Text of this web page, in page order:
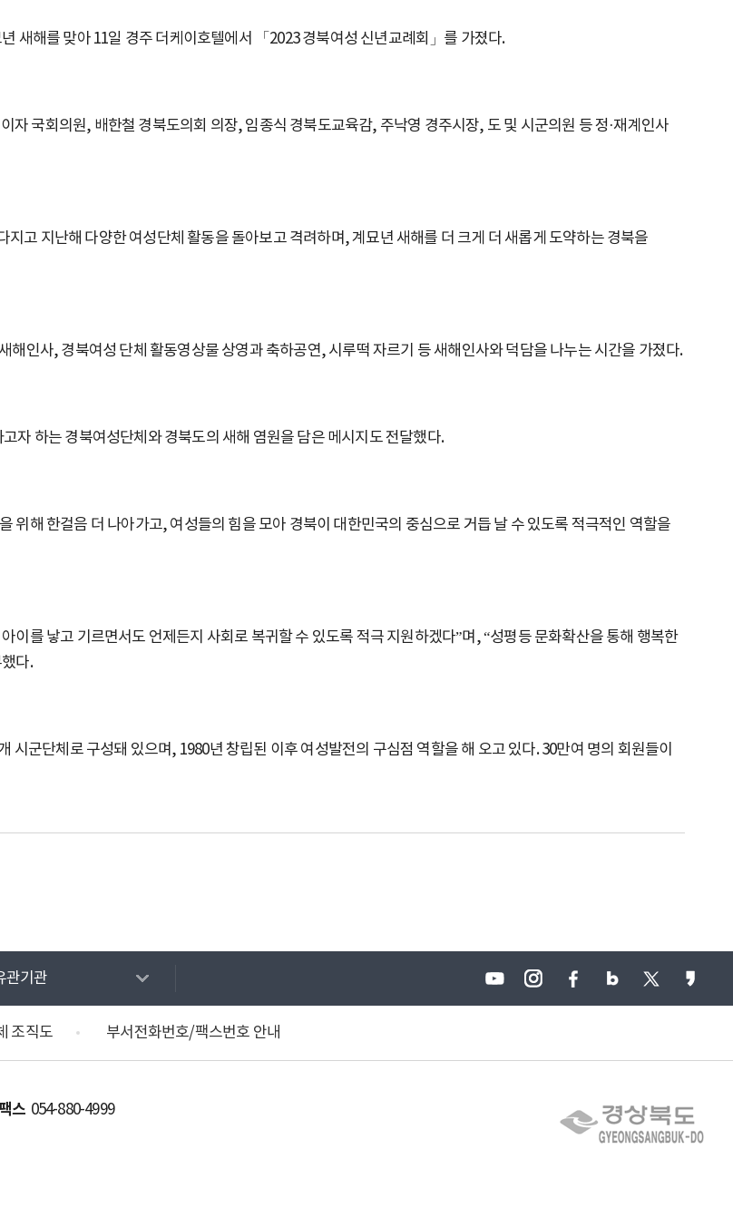
새해를 맞아 11일 경주 더케이호텔에서 「2023 경북여성 신년교례회」를 가졌다.
자 국회의원, 배한철 경북도의회 의장, 임종식 경북도교육감, 주낙영 경주시장, 도 및 시군의원 등 정·재계인사
고 지난해 다양한 여성단체 활동을 돌아보고 격려하며, 계묘년 새해를 더 크게 더 새롭게 도약하는 경북을
인사, 경북여성 단체 활동영상물 상영과 축하공연, 시루떡 자르기 등 새해인사와 덕담을 나누는 시간을 가졌다.
자 하는 경북여성단체와 경북도의 새해 염원을 담은 메시지도 전달했다.
위해 한걸음 더 나아가고, 여성들의 힘을 모아 경북이 대한민국의 중심으로 거듭 날 수 있도록 적극적인 역할을
이를 낳고 기르면서도 언제든지 사회로 복귀할 수 있도록 적극 지원하겠다”며, “성평등 문화확산을 통해 행복한
다.
군단체로 구성돼 있으며, 1980년 창립된 이후 여성발전의 구심점 역할을 해 오고 있다. 30만여 명의 회원들이
관기관
조직도 부서전화번호/팩스번호 안내
스 054-880-4999